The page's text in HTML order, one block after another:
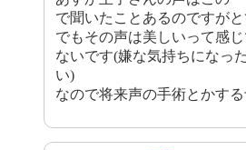
で聞いたことあるのですがと
でもその声は美しいって感
ないです(嫌な気持ちになっ
い)
なので将来声の手術とかす